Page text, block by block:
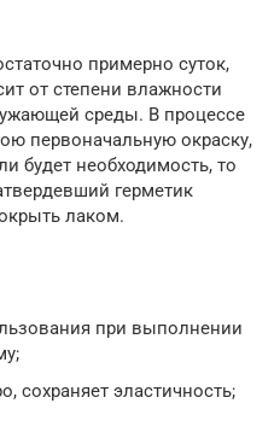
примерно суток,
от степени влажности
среды. В процессе
первоначальную окраску,
будет необходимость, то
герметик
лаком.
при выполнении
сохраняет эластичность;